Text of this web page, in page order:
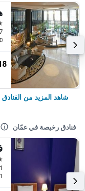
5 نجوم
0.0
شاهد المزيد من الفنادق
فنادق رخيصة في عمّان
2 نجمتين
5.1